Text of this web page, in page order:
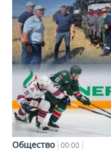
Общество 00:00